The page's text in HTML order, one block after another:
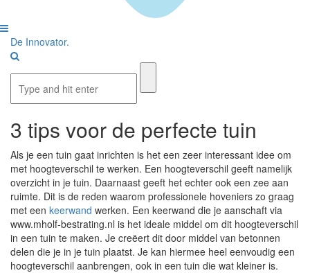
De Innovator.
3 tips voor de perfecte tuin
Als je een tuin gaat inrichten is het een zeer interessant idee om
met hoogteverschil te werken. Een hoogteverschil geeft namelijk
overzicht in je tuin. Daarnaast geeft het echter ook een zee aan
ruimte. Dit is de reden waarom professionele hoveniers zo graag
met een keerwand werken. Een keerwand die je aanschaft via
www.mholf-bestrating.nl is het ideale middel om dit hoogteverschil
in een tuin te maken. Je creëert dit door middel van betonnen
delen die je in je tuin plaatst. Je kan hiermee heel eenvoudig een
hoogteverschil aanbrengen, ook in een tuin die wat kleiner is.